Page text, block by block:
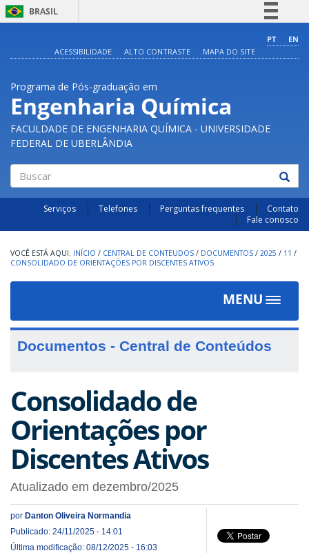
BRASIL
Comunica BR
Acesso à informação
Legislação
PT
EN
ACESSIBILIDADE
ALTO CONTRASTE MAPA DO SITE
Programa de Pós-graduação em
Engenharia Química
FACULDADE DE ENGENHARIA QUÍMICA - UNIVERSIDADE
FEDERAL DE UBERLÂNDIA
Buscar
Serviços Telefones Perguntas frequentes
Contato
Fale conosco
INÍCIO / CENTRAL DE CONTEUDOS / DOCUMENTOS / 2025 / 11 /
CONSOLIDADO DE ORIENTAÇÕES POR DISCENTES ATIVOS
MENU
Toggle
Documentos - Central de Conteúdos
Consolidado de
Orientações por
Discentes Ativos
Atualizado em dezembro/2025
por Danton Oliveira Normandia
Publicado: 24/11/2025 - 14:01
Última modificação: 08/12/2025 - 16:03